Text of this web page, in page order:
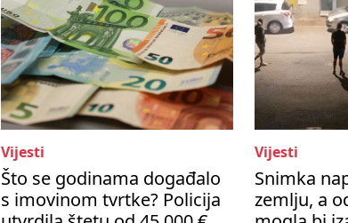
Vijesti
Što se godinama događalo
s imovinom tvrtke? Policija
Vijesti
Snimka
zemlju, a